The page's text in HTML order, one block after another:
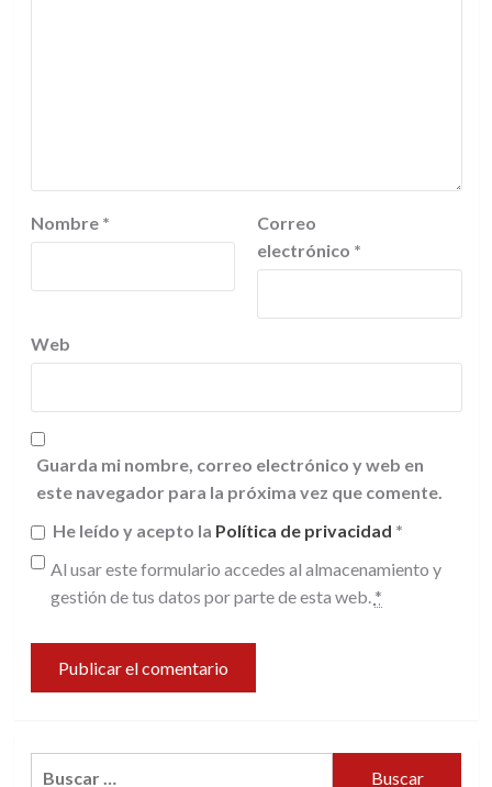
Nombre *
Correo
electrónico *
Web
Guarda mi nombre, correo electrónico y web en
este navegador para la próxima vez que comente.
He leído y acepto la Política de privacidad *
Al usar este formulario accedes al almacenamiento y
gestión de tus datos por parte de esta web. *